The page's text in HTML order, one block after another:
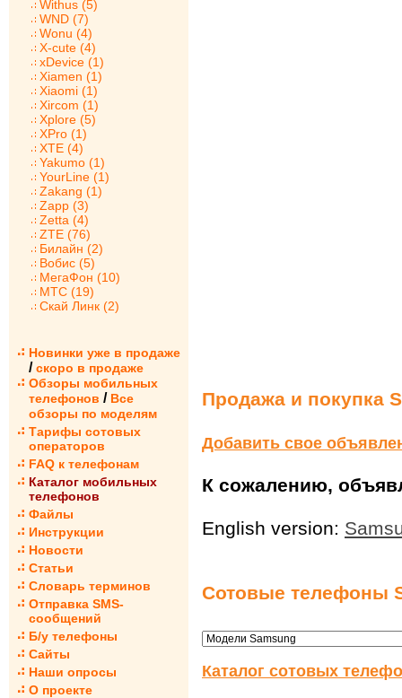
Withus (5)
WND (7)
Wonu (4)
X-cute (4)
xDevice (1)
Xiamen (1)
Xiaomi (1)
Xircom (1)
Xplore (5)
XPro (1)
XTE (4)
Yakumo (1)
YourLine (1)
Zakang (1)
Zapp (3)
Zetta (4)
ZTE (76)
Билайн (2)
Вобис (5)
МегаФон (10)
МТС (19)
Скай Линк (2)
Новинки уже в продаже
/ скоро в продаже
Обзоры мобильных
телефонов / Все
обзоры по моделям
Тарифы сотовых
операторов
FAQ к телефонам
Каталог мобильных
телефонов
Файлы
Инструкции
Новости
Статьи
Словарь терминов
Отправка SMS-
сообщений
Б/у телефоны
Сайты
Наши опросы
О проекте
Продажа и покупка
Добавить свое
К сожалению,
English version:
Сотовые телефоны
Каталог сотовых